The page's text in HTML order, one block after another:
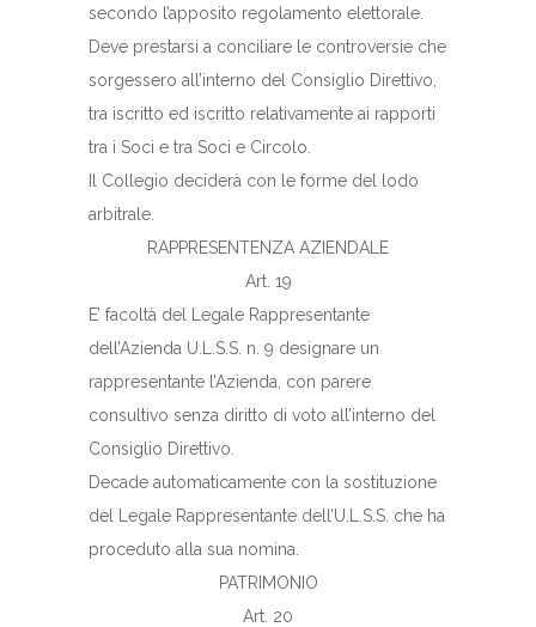
secondo l’apposito regolamento elettorale.
Deve prestarsi a conciliare le controversie che
sorgessero all’interno del Consiglio Direttivo,
tra iscritto ed iscritto relativamente ai rapporti
tra i Soci e tra Soci e Circolo.
Il Collegio deciderà con le forme del lodo
arbitrale.
RAPPRESENTENZA AZIENDALE
Art. 19
E’ facoltà del Legale Rappresentante
dell’Azienda U.L.S.S. n. 9 designare un
rappresentante l’Azienda, con parere
consultivo senza diritto di voto all’interno del
Consiglio Direttivo.
Decade automaticamente con la sostituzione
del Legale Rappresentante dell’U.L.S.S. che ha
proceduto alla sua nomina.
PATRIMONIO
Art. 20